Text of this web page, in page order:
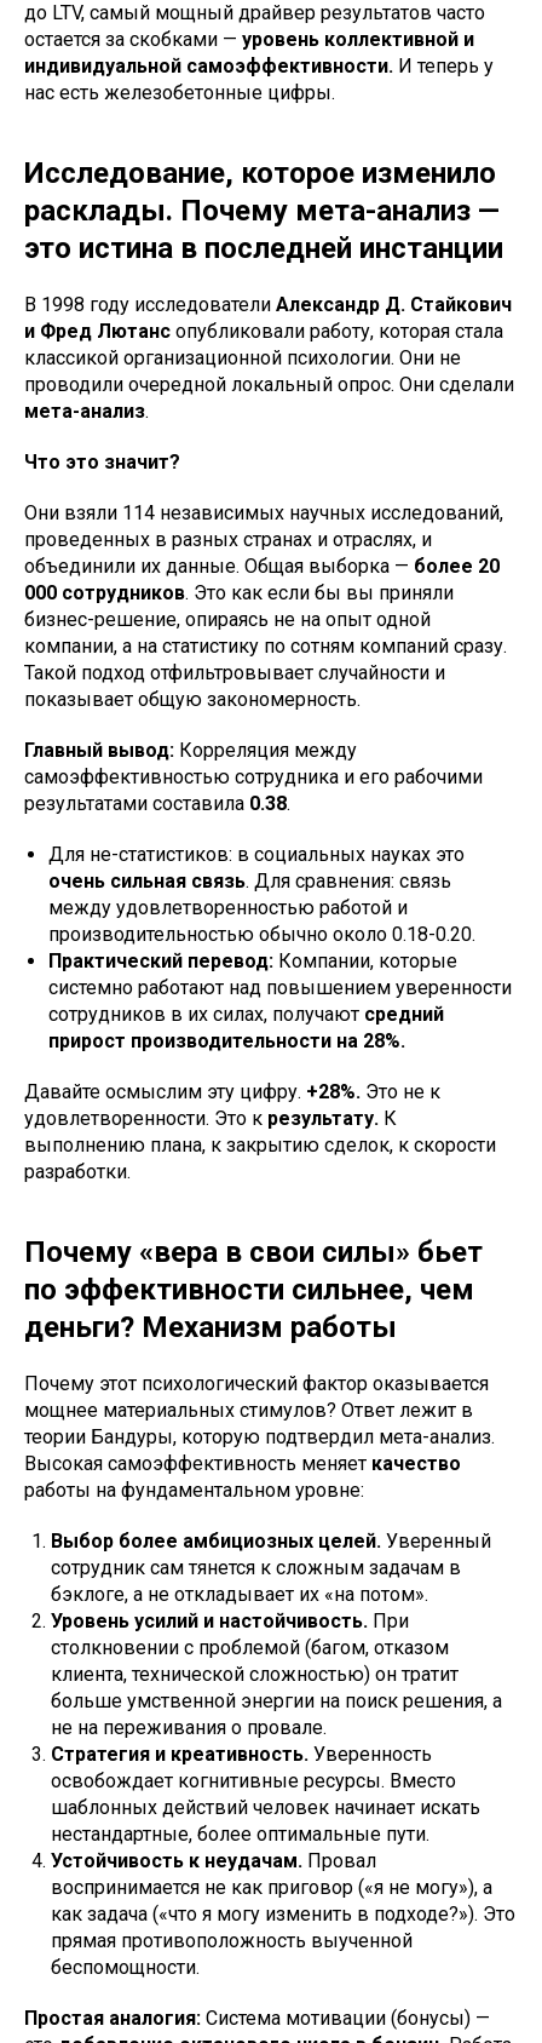
до LTV, самый мощный драйвер результатов часто
остается за скобками — уровень коллективной и
индивидуальной самоэффективности. И теперь у
нас есть железобетонные цифры.
Исследование, которое изменило
расклады. Почему мета-анализ —
это истина в последней инстанции
В 1998 году исследователи Александр Д. Стайкович
и Фред Лютанс опубликовали работу, которая стала
классикой организационной психологии. Они не
проводили очередной локальный опрос. Они сделали
мета-анализ.
Что это значит?
Они взяли 114 независимых научных исследований,
проведенных в разных странах и отраслях, и
объединили их данные. Общая выборка — более 20
000 сотрудников. Это как если бы вы приняли
бизнес-решение, опираясь не на опыт одной
компании, а на статистику по сотням компаний сразу.
Такой подход отфильтровывает случайности и
показывает общую закономерность.
Главный вывод: Корреляция между
самоэффективностью сотрудника и его рабочими
результатами составила 0.38.
Для не-статистиков: в социальных науках это
очень сильная связь. Для сравнения: связь
между удовлетворенностью работой и
производительностью обычно около 0.18-0.20.
Практический перевод: Компании, которые
системно работают над повышением уверенности
сотрудников в их силах, получают средний
прирост производительности на 28%.
Давайте осмыслим эту цифру. +28%. Это не к
удовлетворенности. Это к результату. К
выполнению плана, к закрытию сделок, к скорости
разработки.
Почему «вера в свои силы» бьет
по эффективности сильнее, чем
деньги? Механизм работы
Почему этот психологический фактор оказывается
мощнее материальных стимулов? Ответ лежит в
теории Бандуры, которую подтвердил мета-анализ.
Высокая самоэффективность меняет качество
работы на фундаментальном уровне:
Выбор более амбициозных целей. Уверенный
сотрудник сам тянется к сложным задачам в
бэклоге, а не откладывает их «на потом».
Уровень усилий и настойчивость. При
столкновении с проблемой (багом, отказом
клиента, технической сложностью) он тратит
больше умственной энергии на поиск решения, а
не на переживания о провале.
Стратегия и креативность. Уверенность
освобождает когнитивные ресурсы. Вместо
шаблонных действий человек начинает искать
нестандартные, более оптимальные пути.
Устойчивость к неудачам. Провал
воспринимается не как приговор («я не могу»), а
как задача («что я могу изменить в подходе?»). Это
прямая противоположность выученной
беспомощности.
Простая аналогия: Система мотивации (бонусы) —